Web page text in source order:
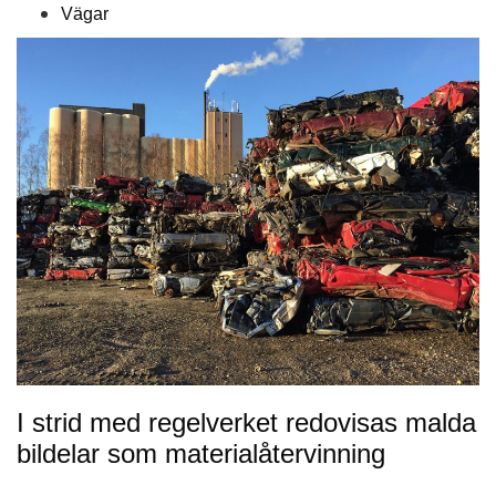
Vägar
I strid med regelverket redovisas malda
bildelar som materialåtervinning